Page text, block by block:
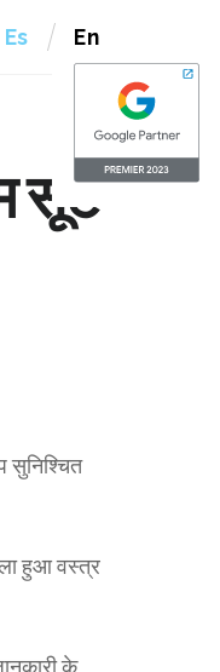
Es En
सूट
हुआ वस्त्र
के